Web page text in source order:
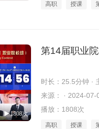
高职 授课
1808次
第14届职业
时长：25.5分钟 ·
来源： · 2024-07-
播放：1808次
高职 授课